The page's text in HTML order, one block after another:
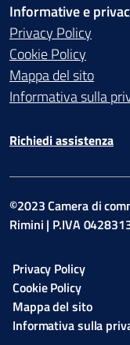
Informative e
Privacy Policy
Cookie Policy
Mappa del sito
Informativa sulla
Richiedi assistenza
©2023 Camera di
Rimini | P.IVA
Privacy Policy
Cookie Policy
Mappa del sito
Informativa sulla